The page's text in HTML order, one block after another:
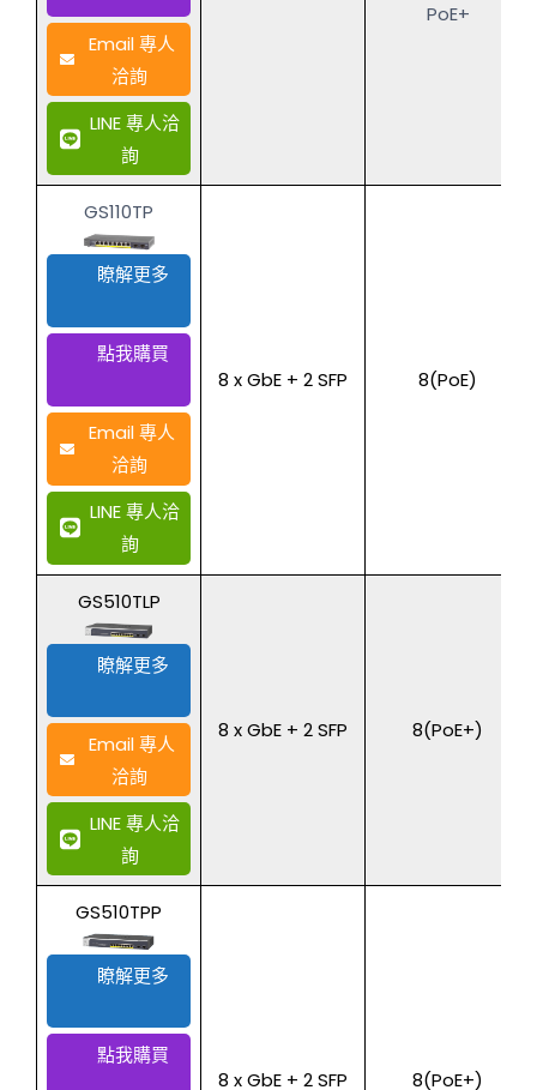
Email 專人
洽詢
LINE 專人洽
詢
PoE+
GS110TP
瞭解更多
點我購買
Email 專人
洽詢
LINE 專人洽
詢
8 x GbE + 2 SFP 8(PoE)
GS510TLP
瞭解更多
Email 專人
洽詢
LINE 專人洽
詢
8 x GbE + 2 SFP 8(PoE+)
GS510TPP
瞭解更多
點我購買
8 x GbE + 2 SFP 8(PoE+)